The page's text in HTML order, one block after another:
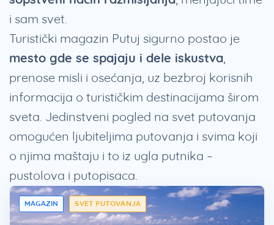
i sam svet.
Turistički magazin Putuj sigurno postao je
mesto gde se spajaju i dele iskustva,
prenose misli i osećanja, uz bezbroj korisnih
informacija o turističkim destinacijama širom
sveta. Jedinstveni pogled na svet putovanja
omogućen ljubiteljima putovanja i svima koji
o njima maštaju i to iz ugla putnika –
pustolova i putopisaca.
MAGAZIN SVET PUTOVANJA